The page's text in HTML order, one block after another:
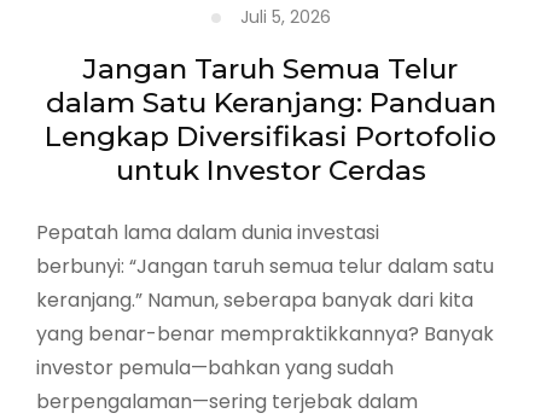
Juli 5, 2026
Jangan Taruh Semua Telur
dalam Satu Keranjang: Panduan
Lengkap Diversifikasi Portofolio
untuk Investor Cerdas
Pepatah lama dalam dunia investasi
berbunyi: “Jangan taruh semua telur dalam satu
keranjang.” Namun, seberapa banyak dari kita
yang benar-benar mempraktikkannya? Banyak
investor pemula—bahkan yang sudah
berpengalaman—sering terjebak dalam